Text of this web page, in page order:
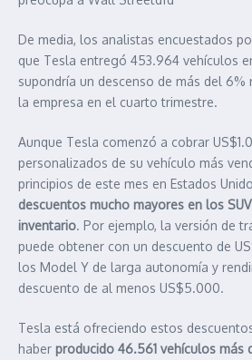
De media, los analistas encuestados
que Tesla entregó 453.964 vehículos
supondría un descenso de más del
la empresa en el cuarto trimestre.
Aunque Tesla comenzó a cobrar
personalizados de su vehículo más
principios de este mes en Estados
descuentos mucho mayores en los
inventario. Por ejemplo, la versión de
puede obtener con un descuento de
los Model Y de larga autonomía y
descuento de al menos US$5.000.
Tesla está ofreciendo estos
haber producido 46.561 vehículos más